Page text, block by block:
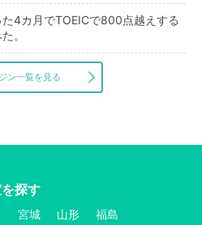
4カ月でTOEICで800点越えする
。
ン一覧を見る
探す
宮城 山形 福島